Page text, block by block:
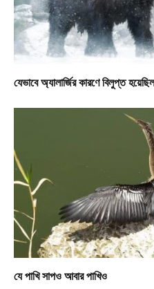
যেভাবে অ্যালার্জির কারণে বিলুপ্ত
যে পাখি সাপও আবার পাখিও